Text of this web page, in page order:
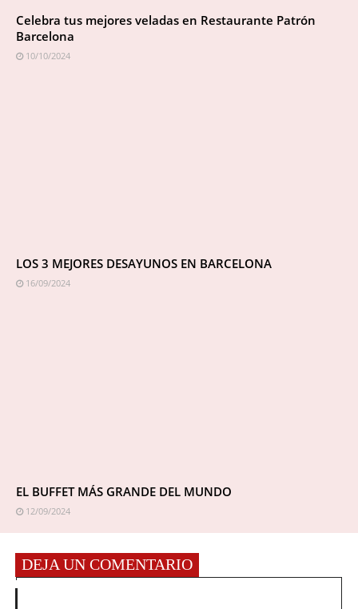
Celebra tus mejores veladas en Restaurante Patrón
Barcelona
10/10/2024
LOS 3 MEJORES DESAYUNOS EN BARCELONA
16/09/2024
EL BUFFET MÁS GRANDE DEL MUNDO
12/09/2024
DEJA UN COMENTARIO